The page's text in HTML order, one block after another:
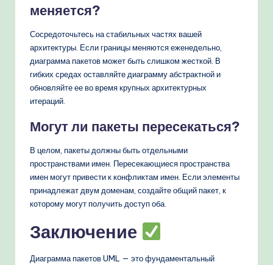
меняется?
Сосредоточьтесь на стабильных частях вашей
архитектуры. Если границы меняются еженедельно,
диаграмма пакетов может быть слишком жесткой. В
гибких средах оставляйте диаграмму абстрактной и
обновляйте ее во время крупных архитектурных
итераций.
Могут ли пакеты пересекаться?
В целом, пакеты должны быть отдельными
пространствами имен. Пересекающиеся пространства
имен могут привести к конфликтам имен. Если элементы
принадлежат двум доменам, создайте общий пакет, к
которому могут получить доступ оба.
Заключение
Диаграмма пакетов UML — это фундаментальный